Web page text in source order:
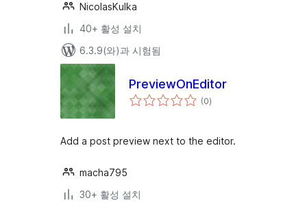
NicolasKulka
40+ 활성 설치
6.3.9(와)과 시험됨
PreviewOnEditor
(0전
체)
Add a post preview next to the editor.
macha795
30+ 활성 설치